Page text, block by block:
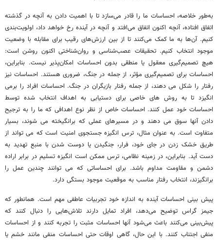
به‌طور خلاصه، احساسات ما را قادر می‌سازد تا با اهمیت دادن به آنچه در گذشته
اتفاق افتاده، آنچه اکنون اتفاق می‌افتد و آنچه در آینده رخ خواهد داد، اولویت‌بندی
کنیم. آن‌ها به ما کمک می‌کنند تا از بین ارزش‌های رقیب برای مقابله با وضعیت
موجود انتخاب کنیم. تحقیقات عصب‌شناسی و روان‌شناختی اکنون روشن است:
هیچ تصمیم‌گیری معقول یا منطقی بدون احساسات امکان‌پذیر نیست. بنابراین،
احساسات برای تصمیم‌گیری مؤثر، از جمله در جنگ، ضروری هستند. احساسات نیز
رفتار را شکل می دهند، از جمله رفتار بازیگران در جنگ. احساسات افراد را برمی
انگیزد تا به روش های خاصی برای دستیابی به اهداف انتخاب شده توسط
احساسات خود عمل کنند. احساسات خاص از نظر نوع اهدافی که ما را به ترجیح
دادن آنها سوق می دهند و در مسیرهای عملی که برانگیخته می شوند، بسیار
متفاوت است. به عنوان مثال، ترس انگیزه جستجوی امنیت است که می تواند از
طریق خشک زدن در جای خود، فرار، جنگیدن یا دوست شدن با منبع تهدید به
دست آید. بنابراین، در زمینه نظامی، ترس ممکن است انگیزه تسلیم در برابر اراده
دشمن و مقاومت مداوم باشد. برای احساساتی که می توانند چندین عمل را
برانگیزند، انتخاب رفتار مناسب به موقعیت موجود بستگی دارد.
پیش بینی احساسات آینده به اندازه خود تجربیات عاطفی مهم است. همانطور که
جیمز گراس توضیح می‌دهد، افراد تمایل دارند تلاش‌هایی را دنبال کنند که
پیش‌بینی می‌کنند باعث می‌شود آنها احساسات مثبت را تجربه کنند و از احساسات
منفی اجتناب کنند. با این حال، گاهی اوقات حتی احساسات منفی مانند خشم یا